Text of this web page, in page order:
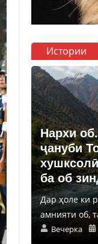
Истории
Нархи
ҷануби
ба об
Дар ҳоле ки
амнияти об,
Вечерка